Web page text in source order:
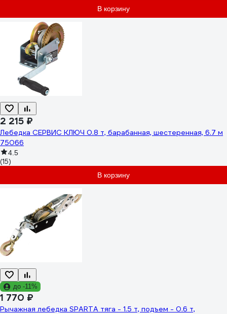
В корзину
2 215 ₽
Лебедка СЕРВИС КЛЮЧ 0.8 т, барабанная, шестеренная, 6.7 м
75066
4.5
(15)
В корзину
до -11%
1 770 ₽
Рычажная лебедка SPARTA тяга - 1.5 т, подъем - 0.6 т,